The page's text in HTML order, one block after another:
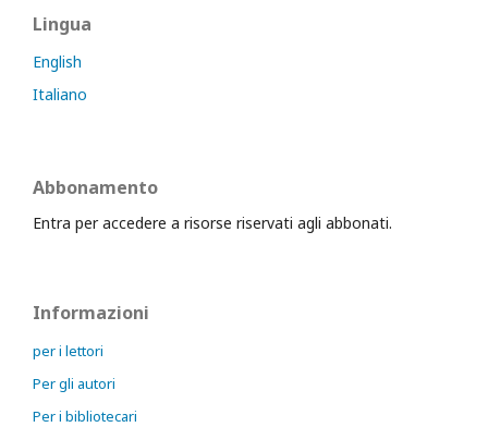
Lingua
English
Italiano
Abbonamento
Entra per accedere a risorse riservati agli abbonati.
Informazioni
per i lettori
Per gli autori
Per i bibliotecari